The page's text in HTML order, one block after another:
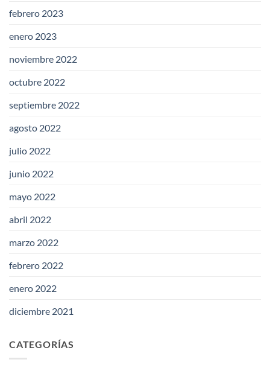
febrero 2023
enero 2023
noviembre 2022
octubre 2022
septiembre 2022
agosto 2022
julio 2022
junio 2022
mayo 2022
abril 2022
marzo 2022
febrero 2022
enero 2022
diciembre 2021
CATEGORÍAS